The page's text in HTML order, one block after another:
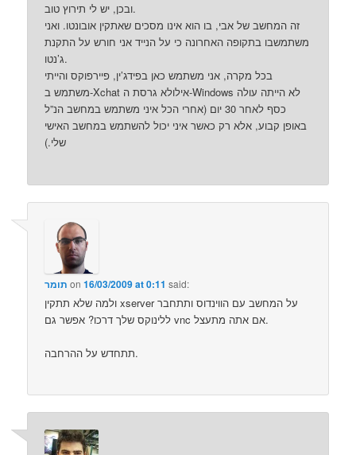
ובכן, יש לי תירוץ טוב.
זה המחשב של אבי, בו הוא אינו מסכים שאתקין אובונטו. ואני
משתמשבו בתקופה האחרונה כי על הנייד אני חורש על התקנת
ג’נטו.
בכל מקרה, אני משתמש כאן בפידג’ין, פיירפוקס והייתי
משתמש ב-Xchat אילולא גרסת ה-Windows לא הייתה עולה
כסף לאחר 30 יום (אחרי הכל איני משתמש במחשב הנ”ל
באופן קבוע, אלא רק כאשר איני יכול להשתמש במחשב האישי
שלי.)
תומר on16/03/2009 at 0:11 said:
ולמה שלא תתקין xserver על המחשב עם הווינדוס ותתחבר
ללינוקס שלך דרכו? אפשר גם vnc אם אתה מתעצל.
תתחדש על ההרחבה.